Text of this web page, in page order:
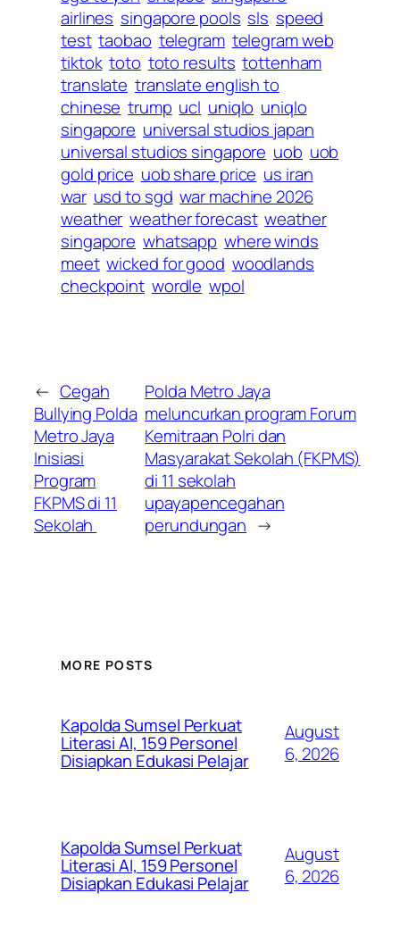
airlines singapore pools sls speed
test taobao telegram telegram web
tiktok toto toto results tottenham
translate translate english to
chinese trump ucl uniqlo uniqlo
singapore universal studios japan
universal studios singapore uob uob
gold price uob share price us iran
war usd to sgd war machine 2026
weather weather forecast weather
singapore whatsapp where winds
meet wicked for good woodlands
checkpoint wordle wpol
← Cegah
Bullying Polda
Metro Jaya
Inisiasi
Program
FKPMS di 11
Sekolah
Polda Metro Jaya
meluncurkan program Forum
Kemitraan Polri dan
Masyarakat Sekolah (FKPMS)
di 11 sekolah
upayapencegahan
perundungan →
MORE POSTS
Kapolda Sumsel Perkuat
Literasi AI, 159 Personel
Disiapkan Edukasi Pelajar
August
6, 2026
Kapolda Sumsel Perkuat
Literasi AI, 159 Personel
Disiapkan Edukasi Pelajar
August
6, 2026